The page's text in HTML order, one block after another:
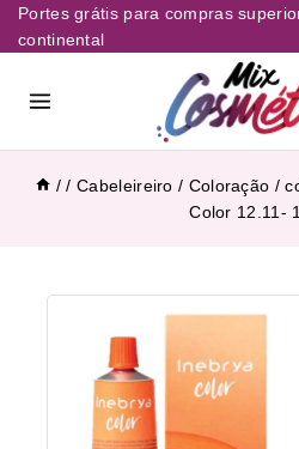
Portes grátis para compras
continental
/ / Cabeleireiro / Coloração /
Color 12.11-